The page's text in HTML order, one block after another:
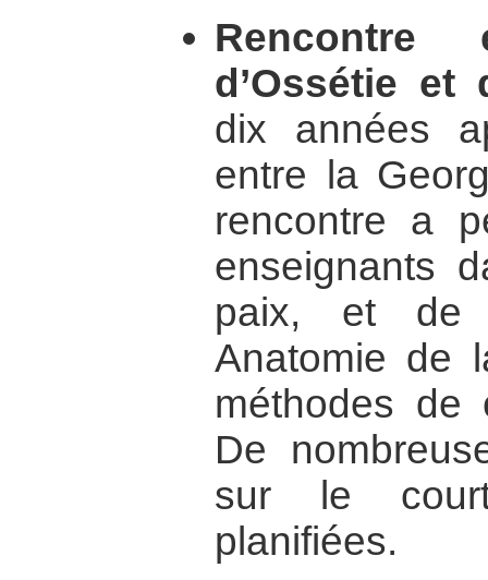
Rencontre
d’Ossétie et
dix années
entre la
rencontre a
enseignants
paix, et de
Anatomie de
méthodes de
De
sur le
planifiées.